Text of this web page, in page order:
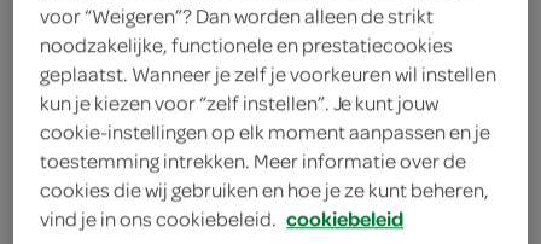
omschrijving
voor “Weigeren”? Dan worden alleen de strikt
noodzakelijke, functionele en prestatiecookies
geplaatst. Wanneer je zelf je voorkeuren wil instellen
kun je kiezen voor “zelf instellen”. Je kunt jouw
cookie-instellingen op elk moment aanpassen en je
toestemming intrekken. Meer informatie over de
cookies die wij gebruiken en hoe je ze kunt beheren,
vind je in ons cookiebeleid. cookiebeleid